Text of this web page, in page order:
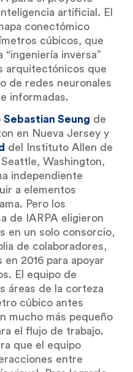
artificial. El
conectómico
cúbicos, que
“ingeniería inversa”
arquitectónicos que
de redes neuronales
informadas.
Sebastian Seung de
en Nueva Jersey y
del Instituto Allen de
Washington,
independiente
a elementos
Pero los
de IARPA eligieron
en un solo consorcio,
de colaboradores,
2016 para apoyar
El equipo de
áreas de la corteza
cúbico antes
mucho más pequeño
el flujo de trabajo.
que el equipo
entre